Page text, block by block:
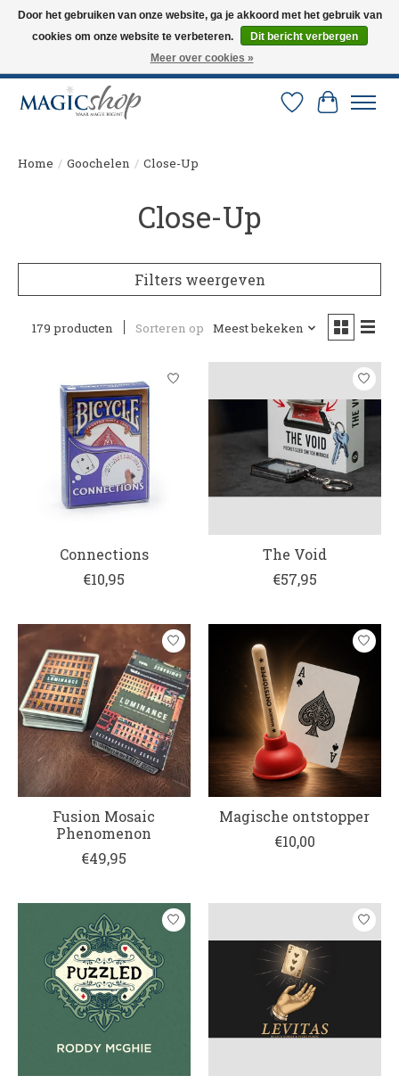
Altijd de nieuwste trucs op voorraad. Snelle verzending via PostNL en DHL.
Langskomen in onze winkel? Bel of mail om een afspraak te maken. 0251-
Verlanglijst
Home / Goochelen / Close-Up
Close-Up
Filters weergeven
179 producten Sorteren op Meest bekeken
Connections
€10,95
The Void
€57,95
Fusion Mosaic
Phenomenon
€49,95
Magische ontstopper
€10,00
Door het gebruiken van onze website, ga je akkoord met het gebruik van
cookies om onze website te verbeteren.
Dit bericht verbergen
Meer over cookies »